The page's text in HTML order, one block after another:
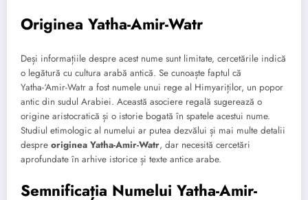
Originea Yatha-Amir-Watr
Deși informațiile despre acest nume sunt limitate, cercetările indică
o legătură cu cultura arabă antică. Se cunoaște faptul că
Yatha-‘Amir-Watr a fost numele unui rege al Himyariților, un popor
antic din sudul Arabiei. Această asociere regală sugerează o
origine aristocratică și o istorie bogată în spatele acestui nume.
Studiul etimologic al numelui ar putea dezvălui și mai multe detalii
despre originea Yatha-Amir-Watr, dar necesită cercetări
aprofundate în arhive istorice și texte antice arabe.
Semnificația Numelui Yatha-Amir-